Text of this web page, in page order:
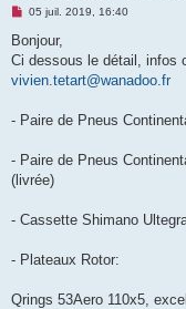
M
s
a
g
o
u
05 juil. 2019, 16:40
Bonjour,
Ci dessous le détail, infos
vivien.tetart@wanadoo.fr
- Paire de Pneus
- Paire de Pneus
(livrée)
- Cassette Shimano
- Plateaux Rotor:
Qrings 53Aero 110x5,